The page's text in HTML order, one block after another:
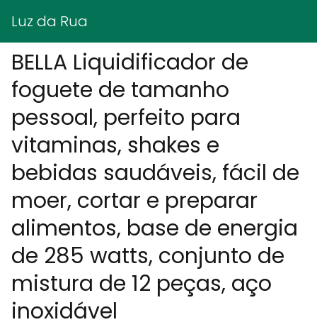
Luz da Rua
BELLA Liquidificador de
foguete de tamanho
pessoal, perfeito para
vitaminas, shakes e
bebidas saudáveis, fácil de
moer, cortar e preparar
alimentos, base de energia
de 285 watts, conjunto de
mistura de 12 peças, aço
inoxidável